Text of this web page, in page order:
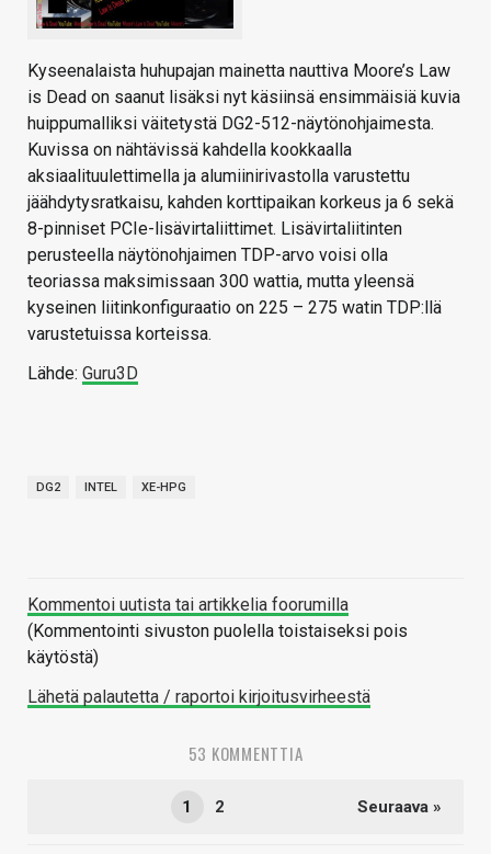
Kyseenalaista huhupajan mainetta nauttiva Moore’s Law
is Dead on saanut lisäksi nyt käsiinsä ensimmäisiä kuvia
huippumalliksi väitetystä DG2-512-näytönohjaimesta.
Kuvissa on nähtävissä kahdella kookkaalla
aksiaalituulettimella ja alumiinirivastolla varustettu
jäähdytysratkaisu, kahden korttipaikan korkeus ja 6 sekä
8-pinniset PCIe-lisävirtaliittimet. Lisävirtaliitinten
perusteella näytönohjaimen TDP-arvo voisi olla
teoriassa maksimissaan 300 wattia, mutta yleensä
kyseinen liitinkonfiguraatio on 225 – 275 watin TDP:llä
varustetuissa korteissa.
Lähde: Guru3D
DG2 INTEL XE-HPG
Kommentoi uutista tai artikkelia foorumilla
(Kommentointi sivuston puolella toistaiseksi pois
käytöstä)
Lähetä palautetta / raportoi kirjoitusvirheestä
53 KOMMENTTIA
1 2 Seuraava »